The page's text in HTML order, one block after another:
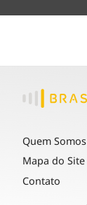
Quem Somos
Mapa do Site
Contato